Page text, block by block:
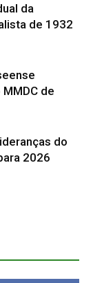
da
de 1932
MMDC de
do
2026